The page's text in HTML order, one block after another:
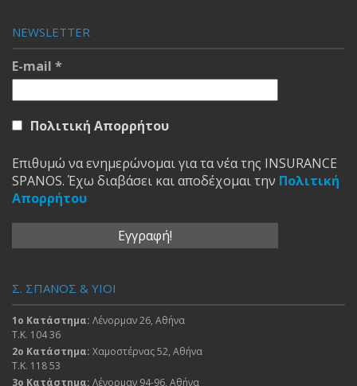
NEWSLETTER
E-mail *
Πολιτική Απορρήτου
Επιθυμώ να ενημερώνομαι για τα νέα της INSURANCE
SPANOS. Έχω διαβάσει και αποδέχομαι την Πολιτική
Απορρήτου
Σ. ΣΠΑΝΟΣ & ΥΙΟΙ
1ο Κατάστημα: Λένορμαν 26, Αθήνα
Τ.Κ. 104 36
2ο Κατάστημα: Χαμοστέρνας 52, Αθήνα
Τ.Κ. 118 53
3ο Κατάστημα: Λένορμαν 94-96, Αθήνα